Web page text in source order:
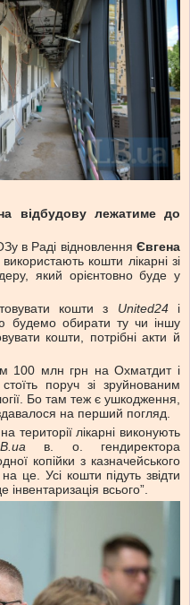
відбудову лежатиме до
в Раді відновлення Євгена
кошти лікарні зі
який орієнтовно буде у
кошти з United24і
будемо обирати ту чи іншу
кошти, потрібні акти й
100 млн грн на Охматдит і
поруч зі зруйнованим
Бо там теж є ушкодження,
на перший погляд.
території лікарні виконують
в. о. гендиректора
копійки з казначейського
це. Усі кошти підуть звідти
інвентаризація всього”.